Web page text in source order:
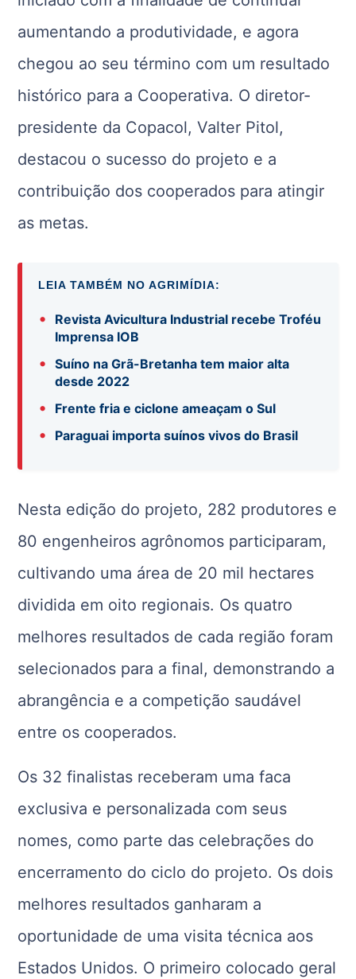
aumentando a produtividade, e agora
chegou ao seu término com um resultado
histórico para a Cooperativa. O diretor-
presidente da Copacol, Valter Pitol,
destacou o sucesso do projeto e a
contribuição dos cooperados para atingir
as metas.
LEIA TAMBÉM NO AGRIMÍDIA:
•
Revista Avicultura Industrial recebe Troféu
Imprensa IOB
•
Suíno na Grã-Bretanha tem maior alta
desde 2022
• Frente fria e ciclone ameaçam o Sul
• Paraguai importa suínos vivos do Brasil
Nesta edição do projeto, 282 produtores e
80 engenheiros agrônomos participaram,
cultivando uma área de 20 mil hectares
dividida em oito regionais. Os quatro
melhores resultados de cada região foram
selecionados para a final, demonstrando a
abrangência e a competição saudável
entre os cooperados.
Os 32 finalistas receberam uma faca
exclusiva e personalizada com seus
nomes, como parte das celebrações do
encerramento do ciclo do projeto. Os dois
melhores resultados ganharam a
oportunidade de uma visita técnica aos
Estados Unidos. O primeiro colocado geral